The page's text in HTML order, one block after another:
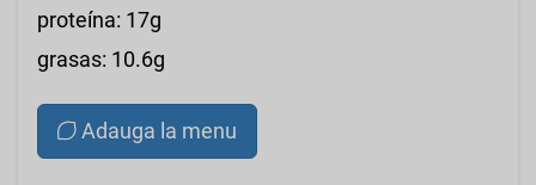
proteína: 17g
grasas: 10.6g
Adauga la menu